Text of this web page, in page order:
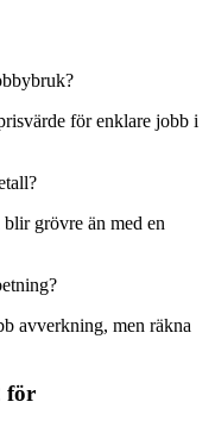
för enklare jobb i
grövre än med en
avverkning, men räkna
för